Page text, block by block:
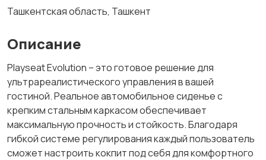
Ташкентская область, Ташкент
Описание
Playseat Evolution – это готовое решение для
ультрареалистического управления в вашей
гостиной. Реальное автомобильное сиденье с
крепким стальным каркасом обеспечивает
максимальную прочность и стойкость. Благодаря
гибкой системе регулирования каждый пользователь
сможет настроить кокпит под себя для комфортного